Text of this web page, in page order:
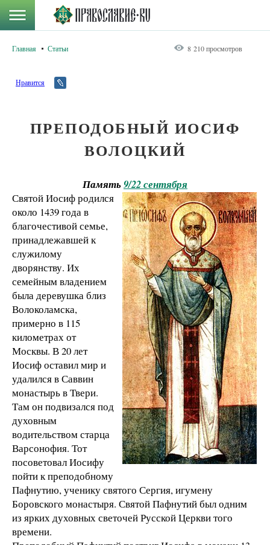
Главная Статьи 8 210 просмотров
Нравится
ПРЕПОДОБНЫЙ ИОСИФ
ВОЛОЦКИЙ
Память9/22 сентября
Святой Иосиф родился
около 1439 года в
благочестивой семье,
принадлежавшей к
служилому
дворянству. Их
семейным владением
была деревушка близ
Волоколамска,
примерно в 115
километрах от
Москвы. В 20 лет
Иосиф оставил мир и
удалился в Саввин
монастырь в Твери.
Там он подвизался под
духовным
водительством старца
Варсонофия. Тот
посоветовал Иосифу
пойти к преподобному
Пафнутию, ученику святого Сергия, игумену
Боровского монастыря. Святой Пафнутий был одним
из ярких духовных светочей Русской Церкви того
времени.